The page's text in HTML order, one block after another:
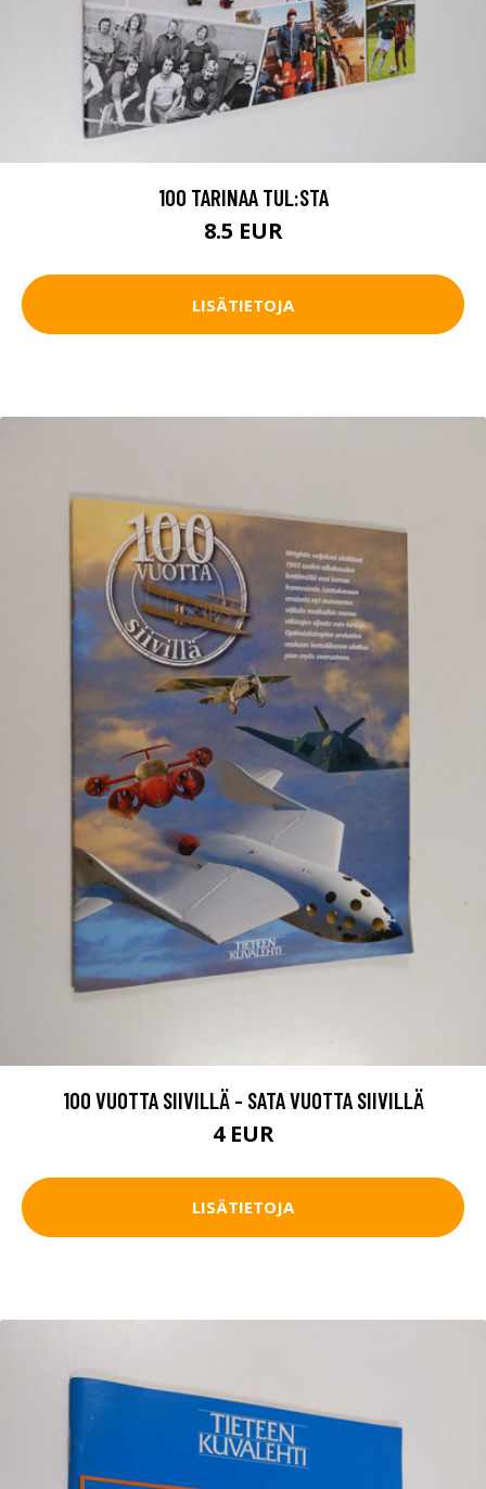
100 TARINAA TUL:STA
8.5 EUR
LISÄTIETOJA
100 VUOTTA SIIVILLÄ - SATA VUOTTA SIIVILLÄ
4 EUR
LISÄTIETOJA